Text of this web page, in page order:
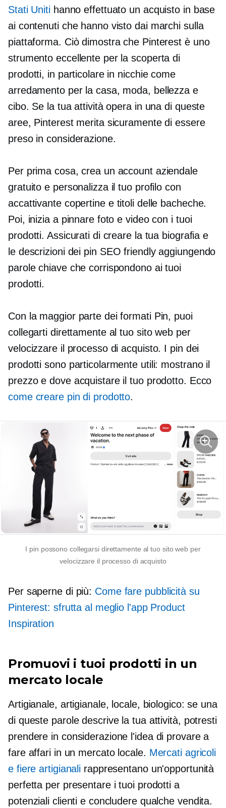
Stati Unitihanno effettuato un acquisto in base
ai contenuti che hanno visto dai marchi sulla
piattaforma. Ciò dimostra che Pinterest è uno
strumento eccellente per la scoperta di
prodotti, in particolare in nicchie come
arredamento per la casa, moda, bellezza e
cibo. Se la tua attività opera in una di queste
aree, Pinterest merita sicuramente di essere
preso in considerazione.
Per prima cosa, crea un account aziendale
gratuito e personalizza il tuo profilo con
accattivantecopertine e titoli delle bacheche.
Poi, inizia a pinnare foto e video con i tuoi
prodotti. Assicurati di creare la tua biografia e
le descrizioni dei pin SEO friendlyaggiungendo
parole chiave che corrispondono ai tuoi
prodotti.
Con la maggior parte dei formati Pin, puoi
collegarti direttamente al tuo sito web per
velocizzare il processo di acquisto. I pin dei
prodotti sono particolarmente utili: mostrano il
prezzo e dove acquistare il tuo prodotto. Ecco
come creare pin di prodotto.
I pin possono collegarsi direttamente al tuo sito web per
velocizzare il processo di acquisto
Per saperne di più: Come fare pubblicità su
Pinterest: sfrutta al meglio l'app Product
Inspiration
Promuovi i tuoi prodotti in un
mercato locale
Artigianale, artigianale, locale, biologico: se una
di queste parole descrive la tua attività, potresti
prendere in considerazione l'idea di provare a
fare affari in un mercato locale. Mercati agricoli
e fiere artigianali rappresentano un'opportunità
perfetta per presentare i tuoi prodotti a
potenziali clienti e concludere qualche vendita.